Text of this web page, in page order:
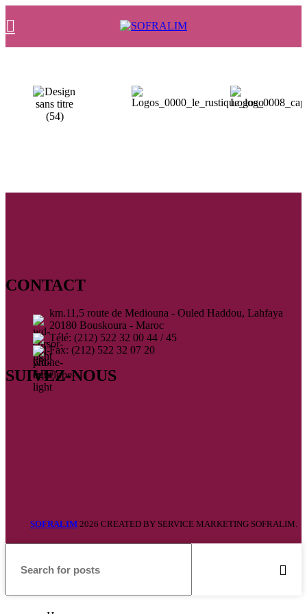
CONTACT
km.11,5 route de Mediouna - Ouled Haddou, Lahfaya
20180 Bouskoura - Maroc
Télé: (212) 522 32 00 44 / 45
Fax: (212) 522 32 07 20
SUIVEZ-NOUS
SOFRALIM 2026 CREATED BY SERVICE MARKETING SOFRALIM.